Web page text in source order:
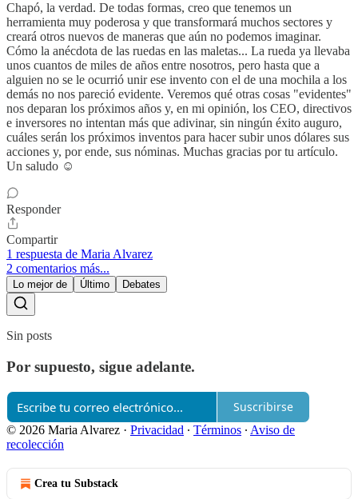
Chapó, la verdad. De todas formas, creo que tenemos un
herramienta muy poderosa y que transformará muchos sectores y
creará otros nuevos de maneras que aún no podemos imaginar.
Cómo la anécdota de las ruedas en las maletas... La rueda ya llevaba
unos cuantos de miles de años entre nosotros, pero hasta que a
alguien no se le ocurrió unir ese invento con el de una mochila a los
demás no nos pareció evidente. Veremos qué otras cosas "evidentes"
nos deparan los próximos años y, en mi opinión, los CEO, directivos
e inversores no intentan más que adivinar, sin ningún éxito auguro,
cuáles serán los próximos inventos para hacer subir unos dólares sus
acciones y, por ende, sus nóminas. Muchas gracias por tu artículo.
Un saludo ☺️
Responder
Compartir
1 respuesta de Maria Alvarez
2 comentarios más...
Lo mejor de Último Debates
Sin posts
Por supuesto, sigue adelante.
Suscribirse
© 2026 Maria Alvarez · Privacidad ∙ Términos ∙ Aviso de
recolección
Crea tu Substack